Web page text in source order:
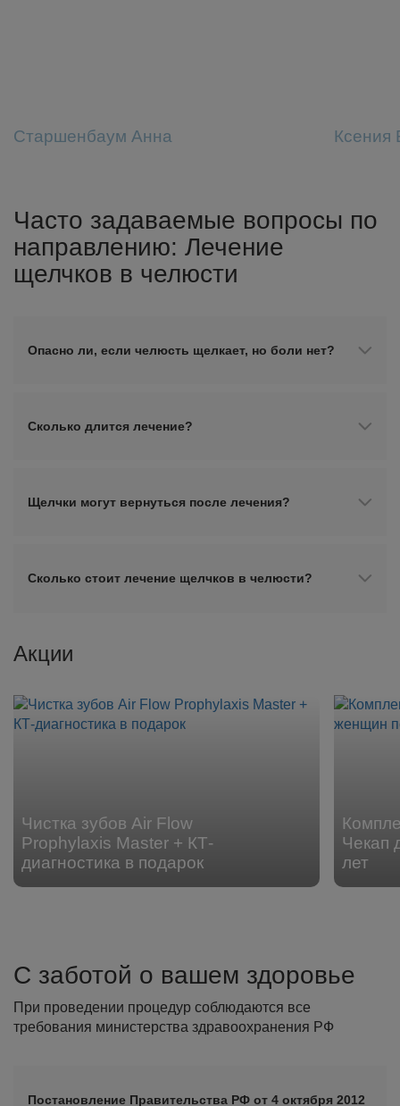
Старшенбаум Анна Ксения
Часто задаваемые вопросы по
направлению: Лечение
щелчков в челюсти
Опасно ли, если челюсть щелкает, но боли нет?
Сколько длится лечение?
Щелчки могут вернуться после лечения?
Сколько стоит лечение щелчков в челюсти?
Акции
Чистка зубов Air Flow
Prophylaxis Master + КТ-
диагностика в подарок
Чекап
лет
С заботой о вашем здоровье
При проведении процедур соблюдаются все
требования министерства здравоохранения РФ
Постановление Правительства РФ от 4 октября 2012